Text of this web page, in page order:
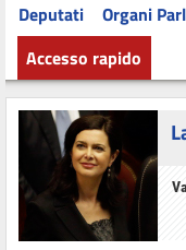
Deputati Organi
Accesso rapido